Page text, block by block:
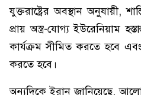
যুক্তরাষ্ট্রের অবস্থান অনুযায়ী,
প্রায় অস্ত্র-যোগ্য ইউরেনিয়াম
কার্যক্রম সীমিত করতে হবে
করতে হবে।
অন্যদিকে ইরান জানিয়েছে,